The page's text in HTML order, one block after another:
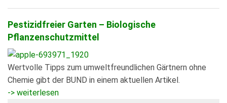
Pestizidfreier Garten – Biologische
Pflanzenschutzmittel
Wertvolle Tipps zum umweltfreundlichen Gärtnern ohne
Chemie gibt der BUND in einem aktuellen Artikel.
-> weiterlesen